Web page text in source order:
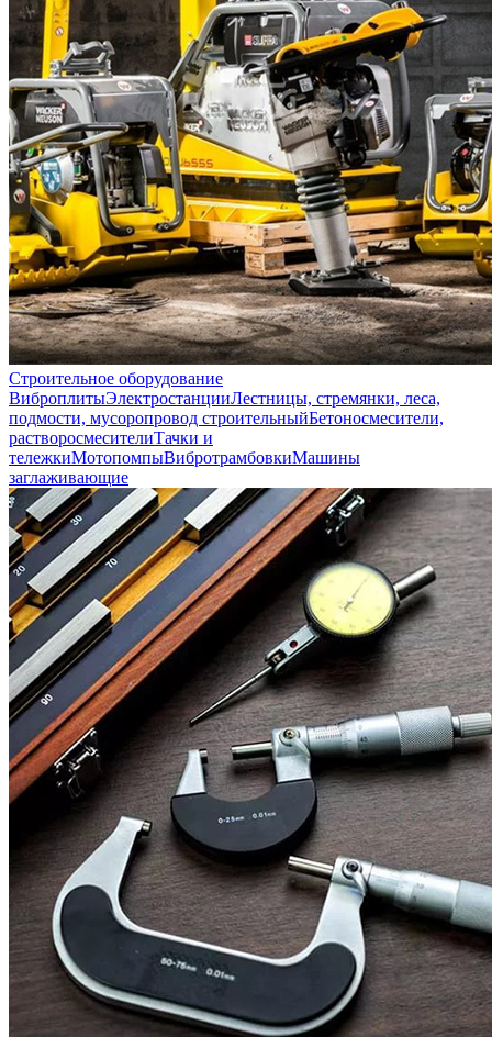
Строительное оборудование
ВиброплитыЭлектростанцииЛестницы, стремянки, леса,
подмости, мусоропровод строительныйБетоносмесители,
растворосмесителиТачки и
тележкиМотопомпыВибротрамбовкиМашины
заглаживающие